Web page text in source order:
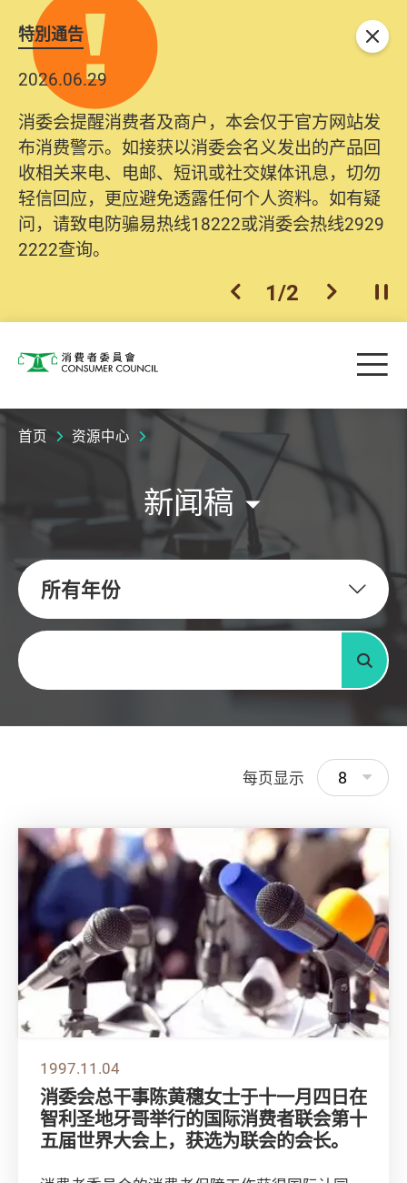
特別通告
2026.06.29
消委会提醒消费者及商户，本会仅于官方网站发
布消费警示。如接获以消委会名义发出的产品回
收相关来电、电邮、短讯或社交媒体讯息，切勿
轻信回应，更应避免透露任何个人资料。如有疑
问，请致电防骗易热线18222或消委会热线2929
2222查询。
上一个
1/2 下一个开
关闭
消费者委员会 目
首页 资源中心
新闻稿
所有年份
关键字
搜寻
每页显示 8
1997.11.04
消委会总干事陈黄穗女士于十一月四日在
智利圣地牙哥举行的国际消费者联会第十
五届世界大会上，获选为联会的会长。